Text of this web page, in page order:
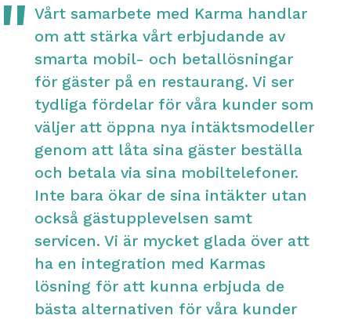
Vårt samarbete med Karma handlar
om att stärka vårt erbjudande av
smarta mobil- och betallösningar
för gäster på en restaurang. Vi ser
tydliga fördelar för våra kunder som
väljer att öppna nya intäktsmodeller
genom att låta sina gäster beställa
och betala via sina mobiltelefoner.
Inte bara ökar de sina intäkter utan
också gästupplevelsen samt
servicen. Vi är mycket glada över att
ha en integration med Karmas
lösning för att kunna erbjuda de
bästa alternativen för våra kunder